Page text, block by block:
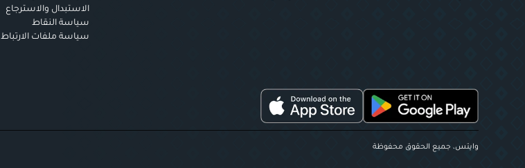
الاستبدال والاسترجاع
سياسة النقاط
سياسة ملفات الارتباط
وايتس، جميع الحقوق محفوظة